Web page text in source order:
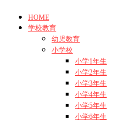
HOME
学校教育
幼児教育
小学校
小学1年生
小学2年生
小学3年生
小学4年生
小学5年生
小学6年生